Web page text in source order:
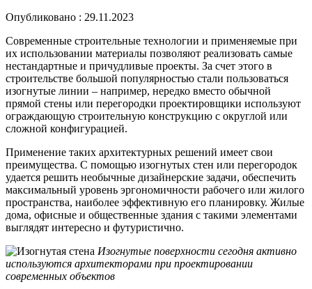
Опубликовано : 29.11.2023
Современные строительные технологии и применяемые при
их использовании материалы позволяют реализовать самые
нестандартные и причудливые проекты. За счет этого в
строительстве большой популярностью стали пользоваться
изогнутые линии – например, нередко вместо обычной
прямой стены или перегородки проектировщики используют
ограждающую строительную конструкцию с округлой или
сложной конфигурацией.
Применение таких архитектурных решений имеет свои
преимущества. С помощью изогнутых стен или перегородок
удается решить необычные дизайнерские задачи, обеспечить
максимальный уровень эргономичности рабочего или жилого
пространства, наиболее эффективную его планировку. Жилые
дома, офисные и общественные здания с такими элементами
выглядят интересно и футуристично.
Изогнутые поверхности сегодня активно
используются архитекторами при проектировании
современных объектов